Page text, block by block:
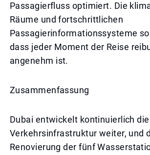
Passagierfluss optimiert. Die
Räume und fortschrittlichen
Passagierinformationssysteme
dass jeder Moment der Reise
angenehm ist.
Zusammenfassung
Dubai entwickelt kontinuierlich
Verkehrsinfrastruktur weiter, und
Renovierung der fünf